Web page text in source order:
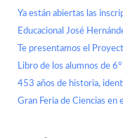
Ya están abiertas las
Educacional José
Te presentamos el
Libro de los alumnos de
453 años de historia,
Gran Feria de Ciencias en